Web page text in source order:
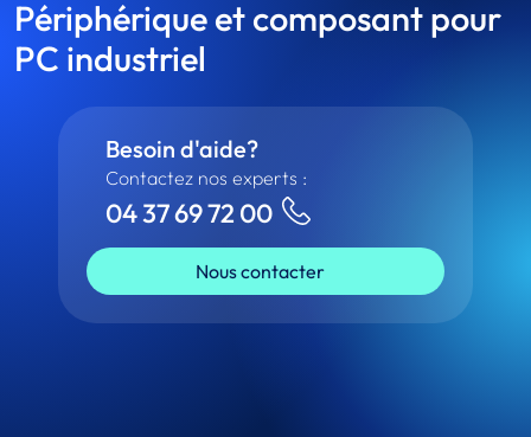
Périphérique et composant pour
PC industriel
Besoin d'aide?
Contactez nos experts :
04 37 69 72 00
Nous contacter